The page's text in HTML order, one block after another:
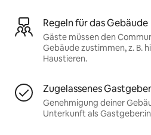
Regeln für das Gebäude
Gäste müssen den
Gebäude zustimmen, z. B.
Haustieren.
Zugelassenes
Genehmigung deiner
Unterkunft als